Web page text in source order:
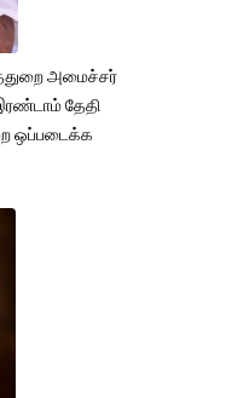
அமைச்சர்
தேதி
ஒப்படைக்க